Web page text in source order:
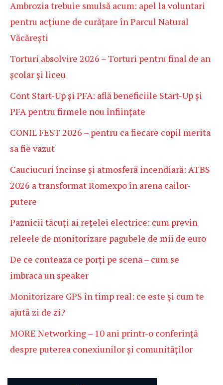
Ambrozia trebuie smulsă acum: apel la voluntari
pentru acțiune de curățare în Parcul Natural
Văcărești
Torturi absolvire 2026 – Torturi pentru final de an
școlar și liceu
Cont Start-Up și PFA: află beneficiile Start-Up și
PFA pentru firmele nou înființate
CONIL FEST 2026 – pentru ca fiecare copil merita
sa fie vazut
Cauciucuri încinse și atmosferă incendiară: ATBS
2026 a transformat Romexpo în arena cailor-
putere
Paznicii tăcuți ai rețelei electrice: cum previn
releele de monitorizare pagubele de mii de euro
De ce conteaza ce porți pe scena – cum se
imbraca un speaker
Monitorizare GPS în timp real: ce este și cum te
ajută zi de zi?
MORE Networking – 10 ani printr-o conferință
despre puterea conexiunilor și comunităților